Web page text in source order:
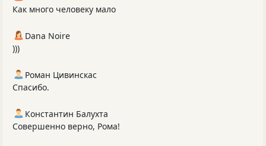
Как много человеку мало
Dana Noire
)))
Роман Цивинскас
Спасибо.
Константин Балухта
Совершенно верно, Рома!